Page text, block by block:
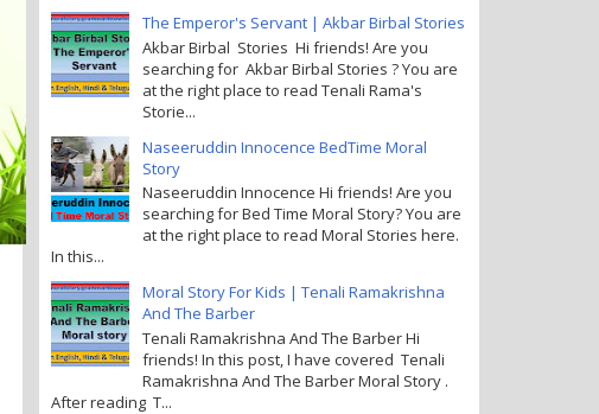
The Emperor's Servant | Akbar Birbal Stories
Akbar Birbal Stories Hi friends! Are you
searching for Akbar Birbal Stories ? You are
at the right place to read Tenali Rama's
Storie...
Naseeruddin Innocence BedTime Moral
Story
Naseeruddin Innocence Hi friends! Are you
searching for Bed Time Moral Story? You are
at the right place to read Moral Stories here.
In this...
Moral Story For Kids | Tenali Ramakrishna
And The Barber
Tenali Ramakrishna And The Barber Hi
friends! In this post, I have covered Tenali
Ramakrishna And The Barber Moral Story .
After reading T...